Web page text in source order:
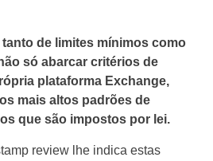
tanto de limites mínimos como
só abarcar critérios de
plataforma Exchange,
mais altos padrões de
que são impostos por lei.
review lhe indica estas